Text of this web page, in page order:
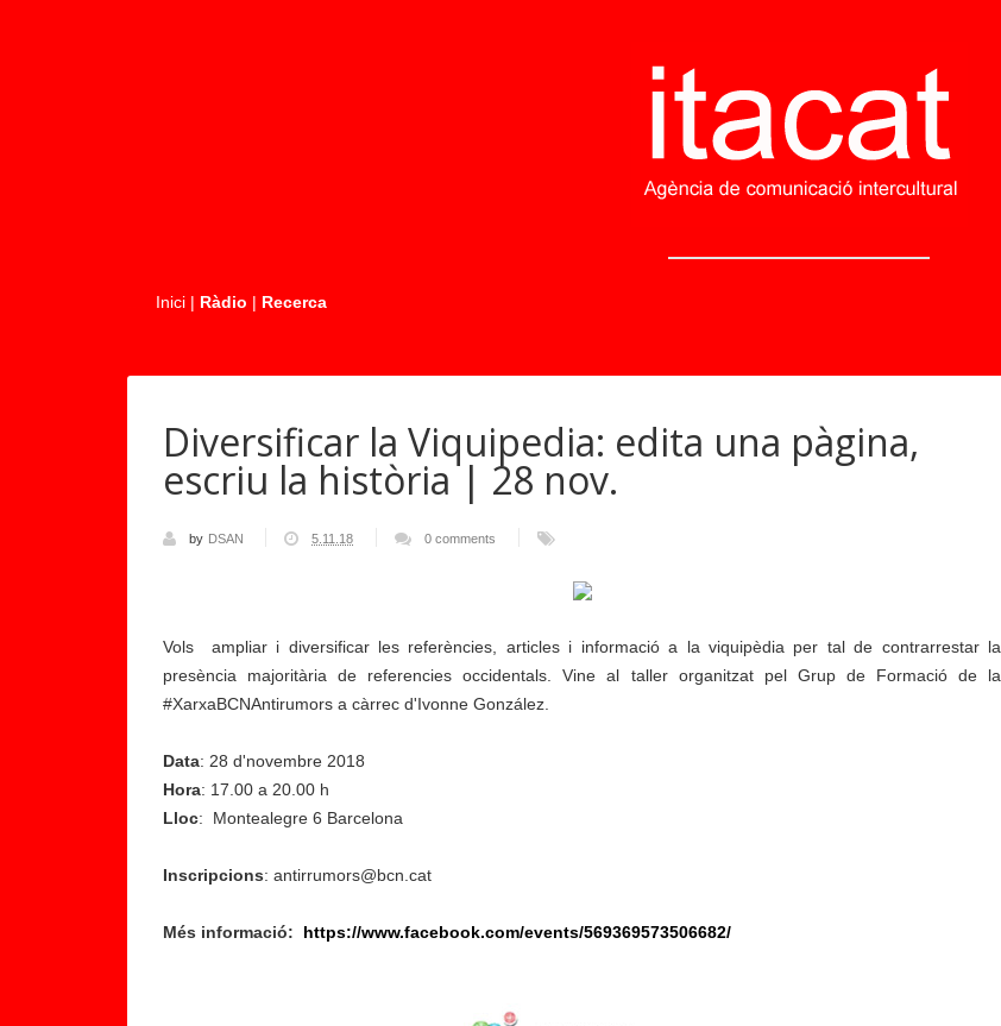
Inici | Ràdio | Recerca
Diversificar la Viquipedia: edita una pàgina,
escriu la història | 28 nov.
by DSAN 5.11.18 0 comments
Vols ampliar i diversificar les referències, articles i informació a la viquipèdia per tal de contrarrestar la
presència majoritària de referencies occidentals. Vine al taller organitzat pel Grup de Formació de la
#XarxaBCNAntirumors a càrrec d'Ivonne González.
Data: 28 d'novembre 2018
Hora: 17.00 a 20.00 h
Lloc: Montealegre 6 Barcelona
Inscripcions: antirrumors@bcn.cat
Més informació: https://www.facebook.com/events/569369573506682/